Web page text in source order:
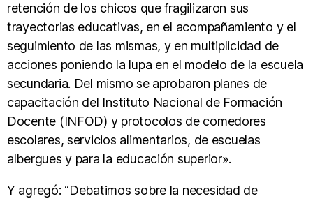
retención de los chicos que fragilizaron sus
trayectorias educativas, en el acompañamiento y el
seguimiento de las mismas, y en multiplicidad de
acciones poniendo la lupa en el modelo de la escuela
secundaria. Del mismo se aprobaron planes de
capacitación del Instituto Nacional de Formación
Docente (INFOD) y protocolos de comedores
escolares, servicios alimentarios, de escuelas
albergues y para la educación superior».
Y agregó: “Debatimos sobre la necesidad de